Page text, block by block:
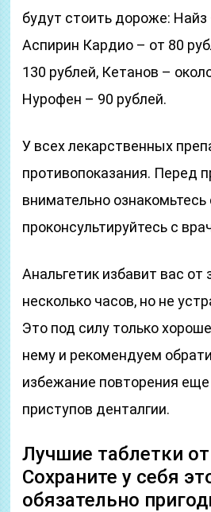
будут стоить дороже: Найз
Аспирин Кардио – от 80
130 рублей, Кетанов –
Нурофен – 90 рублей.
У всех лекарственных
противопоказания. Перед
внимательно ознакомьтесь
проконсультируйтесь с
Анальгетик избавит вас от
несколько часов, но не
Это под силу только
нему и рекомендуем
избежание повторения
приступов денталгии.
Лучшие таблетки
Сохраните у себя
обязательно